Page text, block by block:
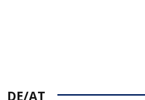
DE/AT